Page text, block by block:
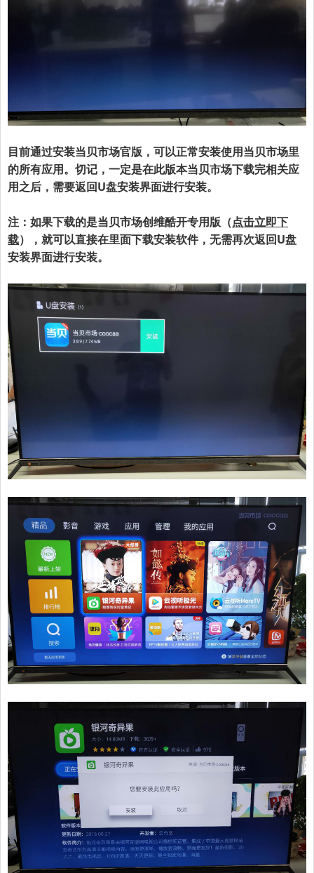
目前通过安装当贝市场官版，可以正常安装使用当贝市场里
的所有应用。切记，一定是在此版本当贝市场下载完相关应
用之后，需要返回U盘安装界面进行安装。
注：如果下载的是当贝市场创维酷开专用版（点击立即下
载），就可以直接在里面下载安装软件，无需再次返回U盘
安装界面进行安装。